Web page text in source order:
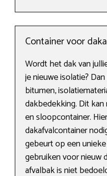
Container voor
Wordt het dak van
je nieuwe isolatie?
bitumen,
dakbedekking. Dit
en sloopcontainer.
dakafvalcontainer
gebeurt op een
gebruiken voor nieuw
afvalbak is niet